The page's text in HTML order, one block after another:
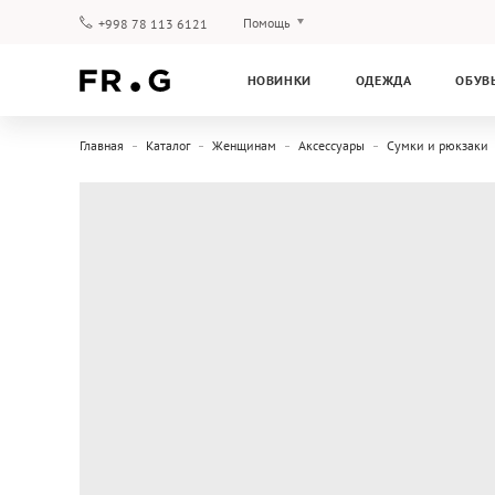
+998 78 113 6121 Помощь
НОВИНКИ ОДЕЖДА
Главная Каталог Женщинам Аксессуары Сумки и рюкзаки